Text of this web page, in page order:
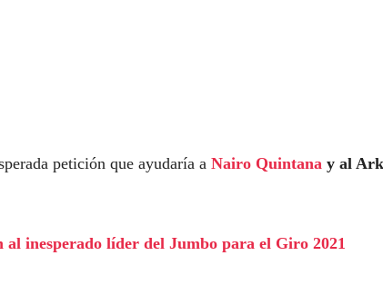
petición que ayudaría a Nairo Quintana y al
al inesperado líder del Jumbo para el Giro 2021